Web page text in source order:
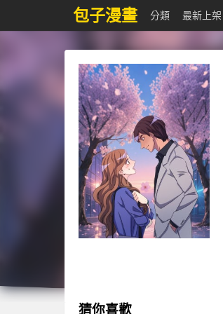
包子漫畫 分類 最新上架
猜你喜歡